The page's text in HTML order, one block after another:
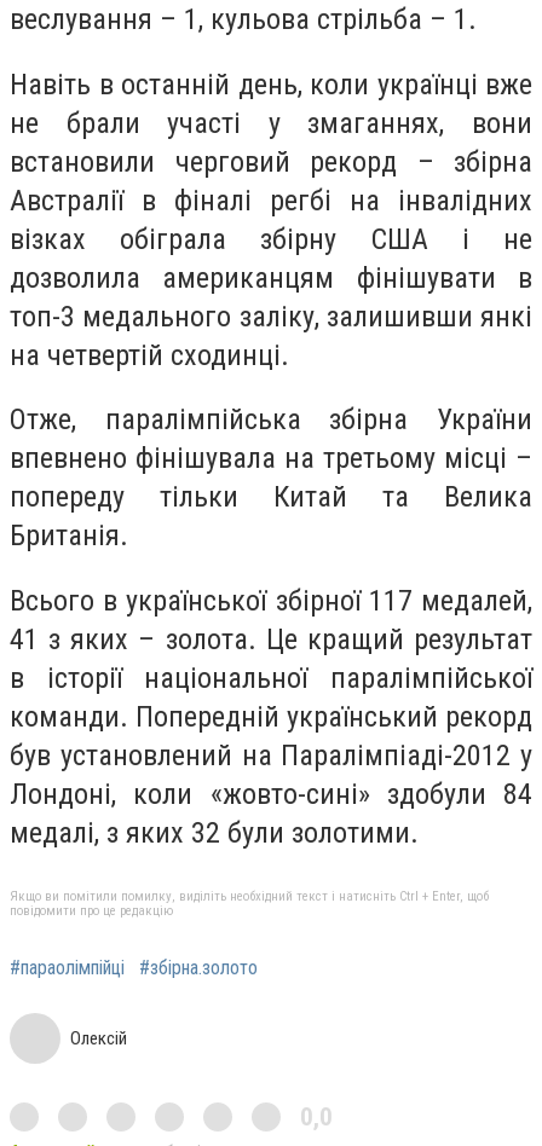
веслування – 1, кульова стрільба – 1.
Навіть в останній день, коли українці вже
не брали участі у змаганнях, вони
встановили черговий рекорд – збірна
Австралії в фіналі регбі на інвалідних
візках обіграла збірну США і не
дозволила американцям фінішувати в
топ-3 медального заліку, залишивши янкі
на четвертій сходинці.
Отже, паралімпійська збірна України
впевнено фінішувала на третьому місці –
попереду тільки Китай та Велика
Британія.
Всього в української збірної 117 медалей,
41 з яких – золота. Це кращий результат
в історії національної паралімпійської
команди. Попередній український рекорд
був установлений на Паралімпіаді-2012 у
Лондоні, коли «жовто-сині» здобули 84
медалі, з яких 32 були золотими.
Якщо ви помітили помилку, виділіть необхідний текст і натисніть Ctrl + Enter, щоб
повідомити про це редакцію
#параолімпійці #збірна.золото
Олексій
0,0